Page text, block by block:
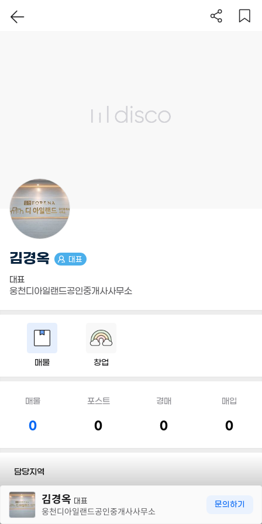
김경옥 대표
대표
웅천디아일랜드공인중개사사무소
매물 창업
매물
0
포스트
0
경매
0
매입
0
담당지역
전화 김경옥 대표
웅천디아일랜드공인중개사사무소
문의하기